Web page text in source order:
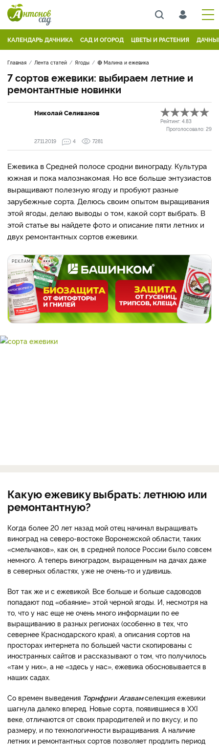
КАЛЕНДАРЬ ДАЧНИКА САД И ОГОРОД ЦВЕТЫ И РАСТЕНИЯ
Главная Лента статей Ягоды 🔴 Малина и ежевика
7 сортов ежевики: выбираем летние и
ремонтантные новинки
Николай Селиванов
Рейтинг: 4.83
Проголосовало: 29
27.11.2019
4 7281
Ежевика в Средней полосе сродни винограду. Культура
южная и пока малознакомая. Но все больше энтузиастов
выращивают полезную ягоду и пробуют разные
зарубежные сорта. Делюсь своим опытом выращивания
этой ягоды, делаю выводы о том, какой сорт выбрать. В
этой статье вы найдете фото и описание пяти летних и
двух ремонтантных сортов ежевики.
РЕКЛАМА
Какую ежевику выбрать: летнюю или
ремонтантную?
Когда более 20 лет назад мой отец начинал выращивать
виноград на северо-востоке Воронежской области, таких
«смельчаков», как он, в средней полосе России было совсем
немного. А теперь виноградом, выращенным на дачах даже
в северных областях, уже не очень-то и удивишь.
Вот так же и с ежевикой. Все больше и больше садоводов
попадают под «обаяние» этой черной ягоды. И, несмотря на
то, что у нас еще не очень много информации по ее
выращиванию в разных регионах (особенно в тех, что
севернее Краснодарского края), а описания сортов на
просторах интернета по большей части скопированы с
иностранных сайтов и рассказывают о том, что получилось
«там у них», а не «здесь у нас», ежевика обосновывается в
наших садах.
Со времен выведения Торнфрии Агавамселекция ежевики
шагнула далеко вперед. Новые сорта, появившиеся в XXI
веке, отличаются от своих прародителей и по вкусу, и по
размеру, и по технологичности выращивания. А наличие
летних и ремонтантных сортов позволяет продлить период